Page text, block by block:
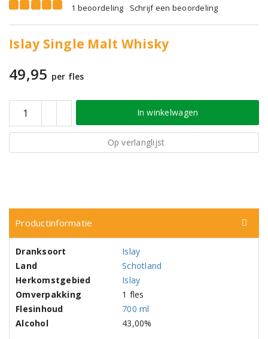
1 beoordeling Schrijf een beoordeling
Islay Single Malt Whisky
49,95 per fles
In winkelwagen
Op verlanglijst
Productinformatie
Dranksoort
Islay
Land
Schotland
Herkomstgebied
Islay
Omverpakking
1 fles
Flesinhoud
700 ml
Alcohol
43,00%